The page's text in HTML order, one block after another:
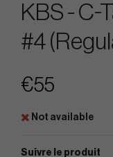
KBS - C-
#4
€55
Not available
Suivre le produit